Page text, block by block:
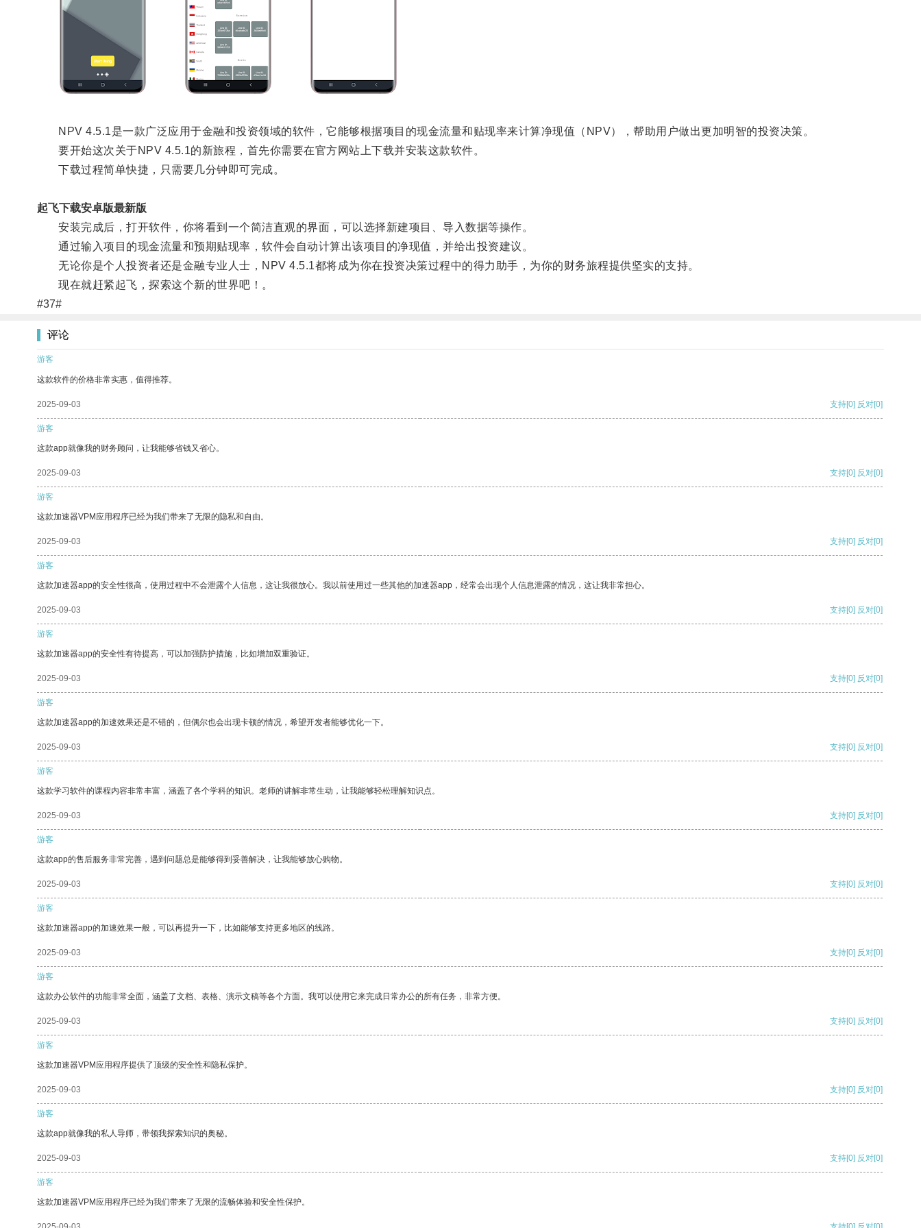
NPV 4.5.1是一款广泛应用于金融和投资领域的软件，它能够根据项目的现金流量和贴现率来计算净现值（NPV），帮助用户做出更加明智的投资决策。
要开始这次关于NPV 4.5.1的新旅程，首先你需要在官方网站上下载并安装这款软件。
下载过程简单快捷，只需要几分钟即可完成。
起飞下载安卓版最新版
安装完成后，打开软件，你将看到一个简洁直观的界面，可以选择新建项目、导入数据等操作。
通过输入项目的现金流量和预期贴现率，软件会自动计算出该项目的净现值，并给出投资建议。
无论你是个人投资者还是金融专业人士，NPV 4.5.1都将成为你在投资决策过程中的得力助手，为你的财务旅程提供坚实的支持。
现在就赶紧起飞，探索这个新的世界吧！。
#37#
评论
游客
这款软件的价格非常实惠，值得推荐。
2025-09-03 支持[0] 反对[0]
游客
这款app就像我的财务顾问，让我能够省钱又省心。
2025-09-03 支持[0] 反对[0]
游客
这款加速器VPM应用程序已经为我们带来了无限的隐私和自由。
2025-09-03 支持[0] 反对[0]
游客
这款加速器app的安全性很高，使用过程中不会泄露个人信息，这让我很放心。我以前使用过一些其他的加速器app，经常会出现个人信息泄露的情况，这让我非常担心。
2025-09-03 支持[0] 反对[0]
游客
这款加速器app的安全性有待提高，可以加强防护措施，比如增加双重验证。
2025-09-03 支持[0] 反对[0]
游客
这款加速器app的加速效果还是不错的，但偶尔也会出现卡顿的情况，希望开发者能够优化一下。
2025-09-03 支持[0] 反对[0]
游客
这款学习软件的课程内容非常丰富，涵盖了各个学科的知识。老师的讲解非常生动，让我能够轻松理解知识点。
2025-09-03 支持[0] 反对[0]
游客
这款app的售后服务非常完善，遇到问题总是能够得到妥善解决，让我能够放心购物。
2025-09-03 支持[0] 反对[0]
游客
这款加速器app的加速效果一般，可以再提升一下，比如能够支持更多地区的线路。
2025-09-03 支持[0] 反对[0]
游客
这款办公软件的功能非常全面，涵盖了文档、表格、演示文稿等各个方面。我可以使用它来完成日常办公的所有任务，非常方便。
2025-09-03 支持[0] 反对[0]
游客
这款加速器VPM应用程序提供了顶级的安全性和隐私保护。
2025-09-03 支持[0] 反对[0]
游客
这款app就像我的私人导师，带领我探索知识的奥秘。
2025-09-03 支持[0] 反对[0]
游客
这款加速器VPM应用程序已经为我们带来了无限的流畅体验和安全性保护。